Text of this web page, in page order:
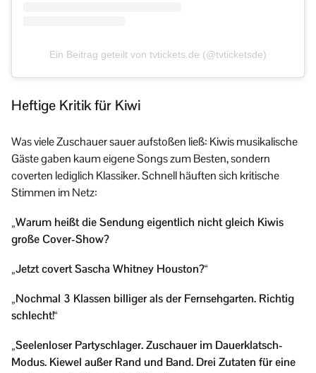
Ein Beitrag geteilt von tvtickets.de (@tvticketsde)
Heftige Kritik für Kiwi
Was viele Zuschauer sauer aufstoßen ließ: Kiwis musikalische
Gäste gaben kaum eigene Songs zum Besten, sondern
coverten lediglich Klassiker. Schnell häuften sich kritische
Stimmen im Netz:
„Warum heißt die Sendung eigentlich nicht gleich Kiwis
große Cover-Show?
„Jetzt covert Sascha Whitney Houston?“
„Nochmal 3 Klassen billiger als der Fernsehgarten. Richtig
schlecht!“
„Seelenloser Partyschlager. Zuschauer im Dauerklatsch-
Modus. Kiewel außer Rand und Band. Drei Zutaten für eine